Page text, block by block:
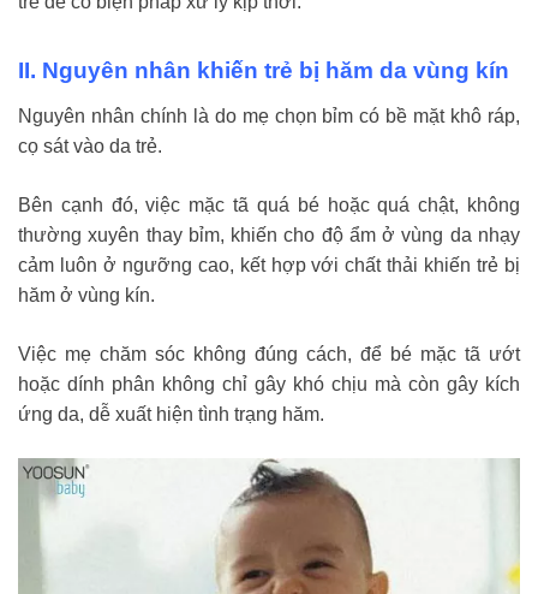
II. Nguyên nhân khiến trẻ bị hăm da vùng kín
Nguyên nhân chính là do mẹ chọn bỉm có bề mặt khô ráp,
cọ sát vào da trẻ.
Bên cạnh đó, việc mặc tã quá bé hoặc quá chật, không
thường xuyên thay bỉm, khiến cho độ ẩm ở vùng da nhạy
cảm luôn ở ngưỡng cao, kết hợp với chất thải khiến trẻ bị
hăm ở vùng kín.
Việc mẹ chăm sóc không đúng cách, để bé mặc tã ướt
hoặc dính phân không chỉ gây khó chịu mà còn gây kích
ứng da, dễ xuất hiện tình trạng hăm.